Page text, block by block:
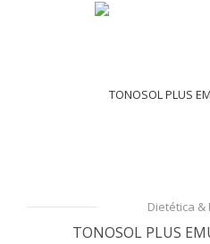
Dietética &
TONOSOL PLUS